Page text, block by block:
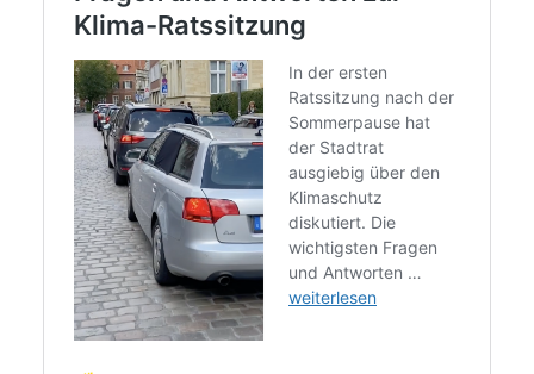
CampusGrün
Aktuelles
Termine